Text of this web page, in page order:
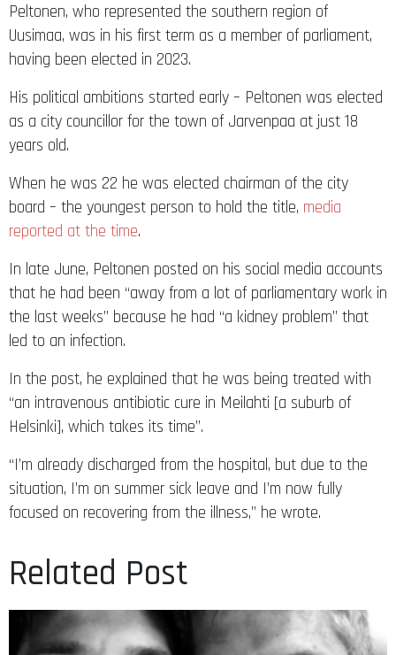
Peltonen, who represented the southern region of
Uusimaa, was in his first term as a member of parliament,
having been elected in 2023.
His political ambitions started early – Peltonen was elected
as a city councillor for the town of Jarvenpaa at just 18
years old.
When he was 22 he was elected chairman of the city
board – the youngest person to hold the title, media
reported at the time.
In late June, Peltonen posted on his social media accounts
that he had been “away from a lot of parliamentary work in
the last weeks” because he had “a kidney problem” that
led to an infection.
In the post, he explained that he was being treated with
“an intravenous antibiotic cure in Meilahti [a suburb of
Helsinki], which takes its time”.
“I’m already discharged from the hospital, but due to the
situation, I’m on summer sick leave and I’m now fully
focused on recovering from the illness,” he wrote.
Related Post